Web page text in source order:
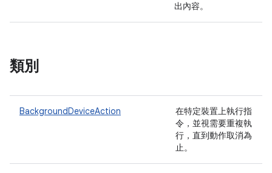
出內容。
類別
BackgroundDeviceAction
在特定裝置上執行指
令，並視需要重複執
行，直到動作取消為
止。